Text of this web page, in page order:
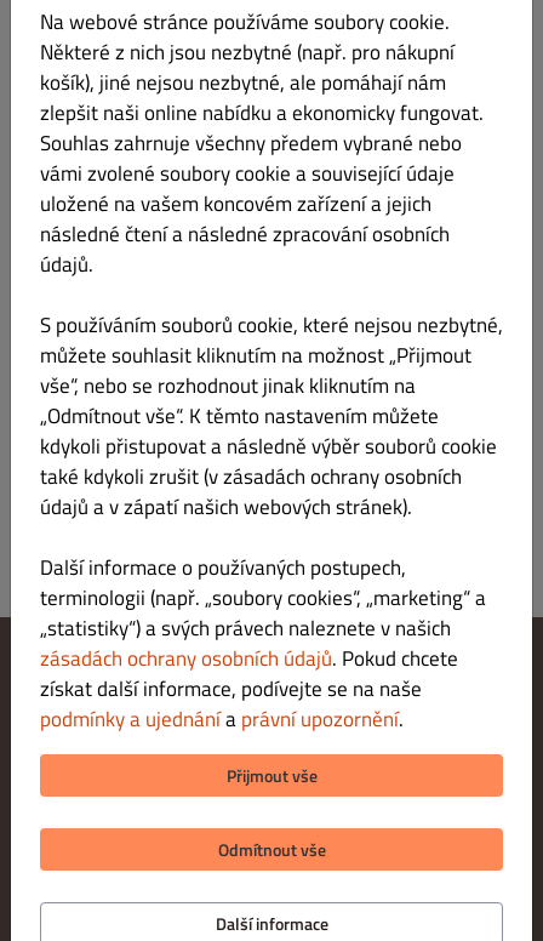
Zobrazit všechny kupóny
Nabídka Pracovní doba Info Kupóny
Polévky Vše Předkrmy Polévky Ryby Kuřecí maso
Polévky
Polévka Kč 65.00
dle denní nabídky
Změnit nastavení souborů cookie
Kontaktuj nás
Zásady ochrany osobních údajů
Podmínky a ujednání
Právní upozornění
METODY PLATBY PŘI VYZVEDNUTÍ
Na webové stránce používáme soubory cookie.
Některé z nich jsou nezbytné (např. pro nákupní
košík), jiné nejsou nezbytné, ale pomáhají nám
zlepšit naši online nabídku a ekonomicky fungovat.
Souhlas zahrnuje všechny předem vybrané nebo
vámi zvolené soubory cookie a související údaje
uložené na vašem koncovém zařízení a jejich
následné čtení a následné zpracování osobních
údajů.
S používáním souborů cookie, které nejsou nezbytné,
můžete souhlasit kliknutím na možnost „Přijmout
vše“, nebo se rozhodnout jinak kliknutím na
„Odmítnout vše“. K těmto nastavením můžete
kdykoli přistupovat a následně výběr souborů cookie
také kdykoli zrušit (v zásadách ochrany osobních
údajů a v zápatí našich webových stránek).
Další informace o používaných postupech,
terminologii (např. „soubory cookies“, „marketing“ a
„statistiky“) a svých právech naleznete v našich
zásadách ochrany osobních údajů. Pokud chcete
získat další informace, podívejte se na naše
podmínky a ujednáníaprávní upozornění.
Přijmout vše
Odmítnout vše
Další informace